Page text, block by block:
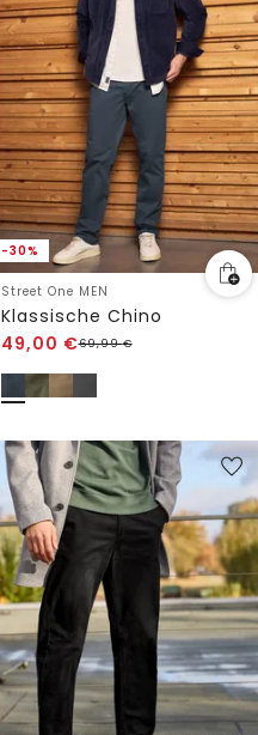
-30%
Street One MEN
Klassische Chino
49,00 €69,99€